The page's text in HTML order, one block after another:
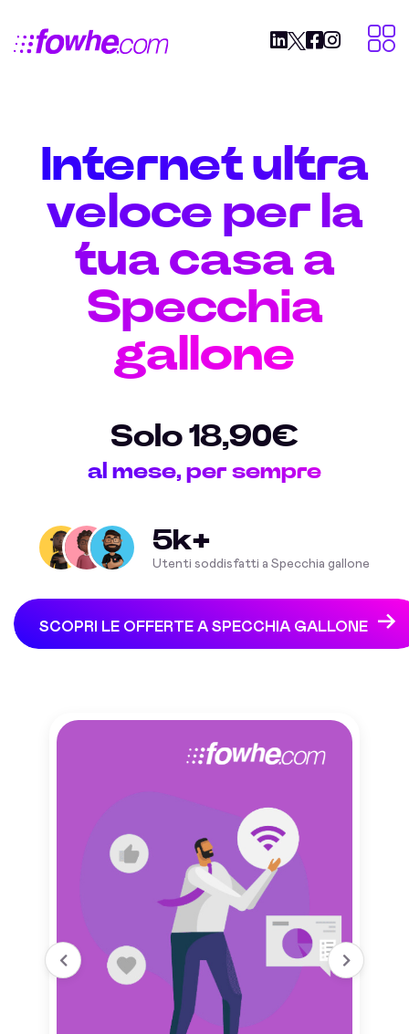
Internet ultra
veloce per la
tua casa a
Specchia
gallone
Solo 18,90€
al mese, per sempre
5k+
Utenti soddisfatti a Specchia gallone
SCOPRI LE OFFERTE A SPECCHIA GALLONE